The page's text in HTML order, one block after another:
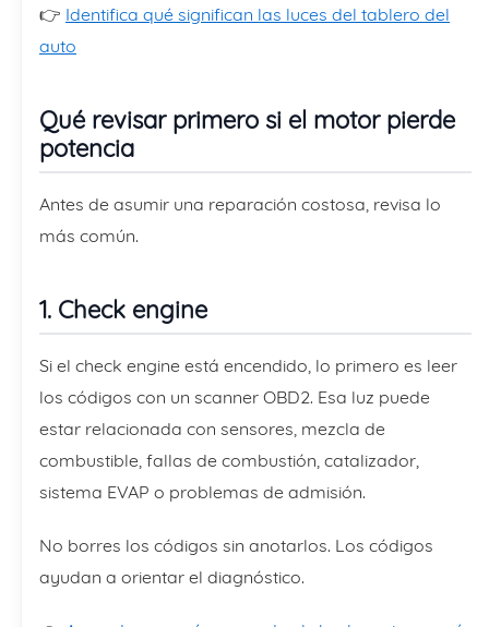
👉 Identifica qué significan las luces del tablero del
auto
Qué revisar primero si el motor pierde
potencia
Antes de asumir una reparación costosa, revisa lo
más común.
1. Check engine
Si el check engine está encendido, lo primero es leer
los códigos con un scanner OBD2. Esa luz puede
estar relacionada con sensores, mezcla de
combustible, fallas de combustión, catalizador,
sistema EVAP o problemas de admisión.
No borres los códigos sin anotarlos. Los códigos
ayudan a orientar el diagnóstico.